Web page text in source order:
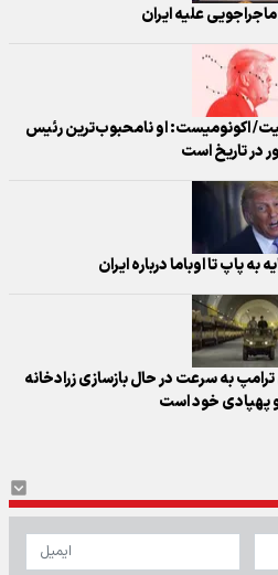
علیه ایران
اکونومیست: او نامحبوب‌ترین رئیس
در تاریخ است
پاپ تا اوباما درباره ایران
به سرعت در حال بازسازی زرادخانه
پهپادی خود است